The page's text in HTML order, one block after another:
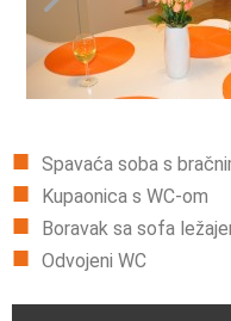
Spavaća soba s
Kupaonica s WC-om
Boravak sa sofa
Odvojeni WC